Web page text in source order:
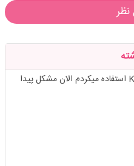
نظر
بچها ی فیل تر شکن خوب گید Key vpn استفاده میکردم الان مشکل پیدا